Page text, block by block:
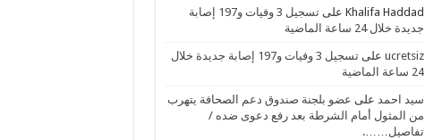
Khalifa Haddad على
تسجيل 3 وفيات و197 إصابة
جديدة خلال 24 ساعة الماضية
ucretsiz على
تسجيل 3 وفيات و197 إصابة جديدة خلال
24 ساعة الماضية
سيد احمد على عضو بلجنة صندوق دعم الصحافة يتهرب
من المثول أمام الشرطة بعد رفع دعوى ضده /
تفاصيل…….